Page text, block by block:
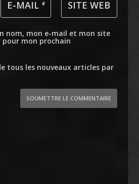
nom, mon e-mail et mon site
mon prochain
tous les nouveaux articles par
SOUMETTRE LE COMMENTAIRE